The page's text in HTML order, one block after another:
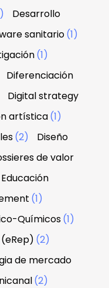
Desarrollo
sanitario(1)
(1)
Diferenciación
Digital strategy
artística(1)
(2)
Diseño
de valor
Educación
(1)
Químicos(1)
(2)
de mercado
(2)